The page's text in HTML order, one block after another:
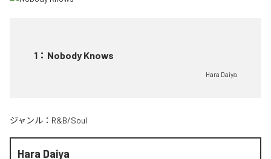
1 ： Nobody Knows
Hara Daiya
ジャンル： R&B/Soul
Hara Daiya